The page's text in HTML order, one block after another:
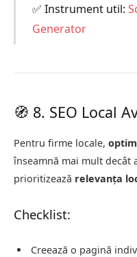
✅ Instrument util:
Generator
🧭 8. SEO Local
Pentru firme locale,
înseamnă mai mult decât
prioritizează relevanța
Checklist:
Creează o pagină